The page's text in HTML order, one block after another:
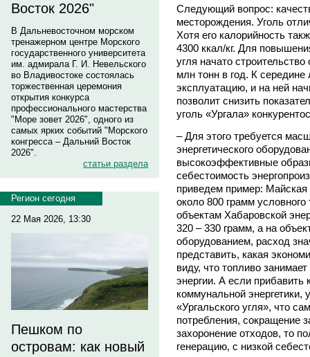
Восток 2026"
В Дальневосточном морском
тренажерном центре Морского
государственного университета
им. адмирала Г. И. Невельского
во Владивостоке состоялась
торжественная церемония
открытия конкурса
профессионального мастерства
"Море зовет 2026", одного из
самых ярких событий "Морского
конгресса – Дальний Восток
2026".
статьи раздела
Регион сегодня
22 Мая 2026, 13:30
Пешком по
островам: как новый
Следующий вопрос:
месторождения. Уголь
Хотя его калорийность
4300 ккал/кг. Для
угля начато
млн тонн в год. К середине
эксплуатацию, и на ней
позволит снизить
уголь «Ургала»
– Для этого требуется
энергетического
высокоэффективные
себестоимость
приведем пример:
около 800 грамм
объектам Хабаровской
320 – 330 грамм, а на
оборудованием, расход
представить, какая
виду, что топливо
энергии. А если
коммунальной
«Ургальского угля», что
потребления, сокращение
захоронение отходов, то
генерацию, с низкой